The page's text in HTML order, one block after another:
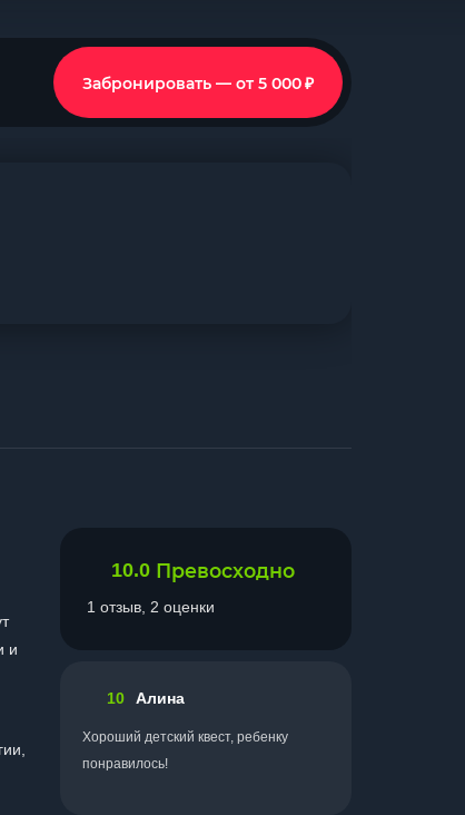
Забронировать — от 5 000₽
и
10.0 Превосходно
1 отзыв, 2 оценки
10 Алина
Хороший детский квест, ребенку
понравилось!